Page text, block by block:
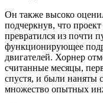
Он также высоко
подчеркнув, что
превратился из почти
функционирующее
двигателей. Хорнер
считанные месяцы,
спустя, и были наняты
множество опытных